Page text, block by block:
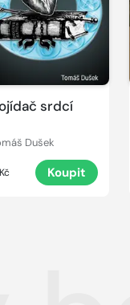
srdcí
Dušek
Kč Koupit